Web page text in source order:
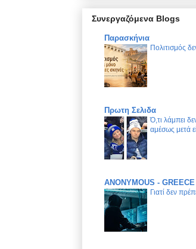
Συνεργαζόμενα Blogs
Παρασκήνια
Πολιτισμός
Πρωτη Σελιδα
Ό,τι λάμπει
αμέσως μετά
ANONYMOUS - GREECE
Γιατί δεν